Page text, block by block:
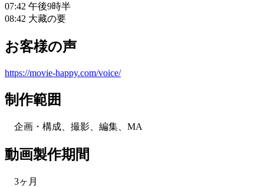
07:42 午後9時半
08:42 大藏の要
お客様の声
https://movie-happy.com/voice/
制作範囲
企画・構成、撮影、編集、MA
動画製作期間
3ヶ月